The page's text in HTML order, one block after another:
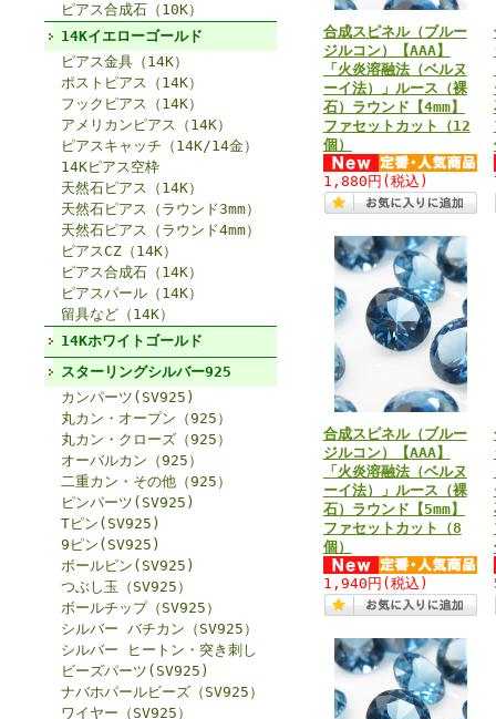
ピアス合成石（10K）
14Kイエローゴールド
ピアス金具（14K）
ポストピアス（14K）
フックピアス（14K）
アメリカンピアス（14K）
ピアスキャッチ（14K/14金）
14Kピアス空枠
天然石ピアス（14K）
天然石ピアス（ラウンド3mm）
天然石ピアス（ラウンド4mm）
ピアスCZ（14K）
ピアス合成石（14K）
ピアスパール（14K）
留具など（14K）
14Kホワイトゴールド
スターリングシルバー925
カンパーツ(SV925)
丸カン・オープン（925）
丸カン・クローズ（925）
オーバルカン（925）
二重カン・その他（925）
ピンパーツ(SV925)
Tピン(SV925)
9ピン(SV925)
ボールピン(SV925)
つぶし玉（SV925）
ボールチップ（SV925）
シルバー バチカン（SV925）
シルバー ヒートン・突き刺し
ビーズパーツ(SV925)
ナバホパールビーズ（SV925）
ワイヤー（SV925）
合成スピネル（ブルー
ジルコン）【AAA】
「火炎溶融法（ベルヌ
ーイ法）」ルース（裸
石）ラウンド【4mm】
ファセットカット（12
個）
1,880円 (税込)
合成スピネル（ブルー
ジルコン）【AAA】
「火炎溶融法（ベルヌ
ーイ法）」ルース（裸
石）ラウンド【5mm】
ファセットカット（8
個）
1,940円 (税込)